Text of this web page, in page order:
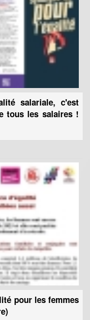
salariale, c'est
tous les salaires !
pour les femmes